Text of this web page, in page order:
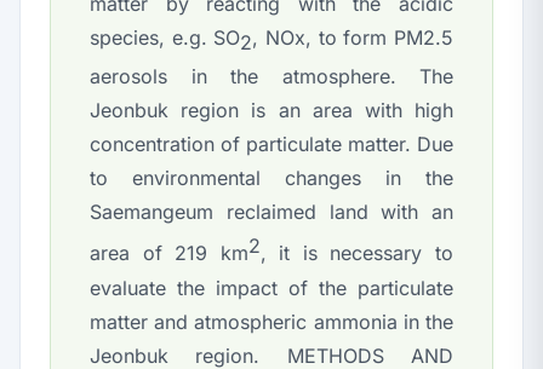
species, e.g. SO2, NOx, to form PM2.5
aerosols in the atmosphere. The
Jeonbuk region is an area with high
concentration of particulate matter. Due
to environmental changes in the
Saemangeum reclaimed land with an
area of 219 km2, it is necessary to
evaluate the impact of the particulate
matter and atmospheric ammonia in the
Jeonbuk region. METHODS AND